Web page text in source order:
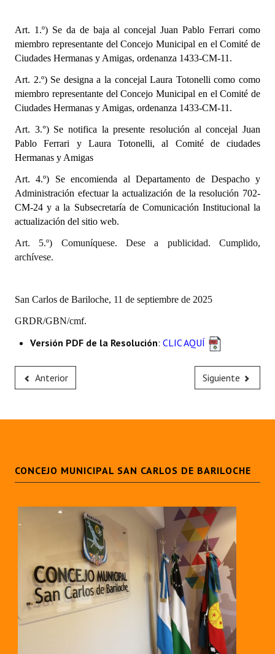
Mujeres que Dejaron Huellas - Registro
Ciudadano Ilustre - Registro
Huéspedes de Honor - Registro
Reconocimientos - Registro
Bariloche, Municipio intercultural
Entrega de distinciones
Art. 1.º) Se da de baja al concejal Juan Pablo Ferrari como
miembro representante del Concejo Municipal en elComité de
Ciudades Hermanas y Amigas, ordenanza 1433-CM-11.
Art. 2.º) Se designa a la concejal Laura Totonelli como como
miembro representante del Concejo Municipal en elComité de
Ciudades Hermanas y Amigas, ordenanza 1433-CM-11.
Art. 3.°) Se notifica la presente resolución al concejal Juan
Pablo Ferrari y Laura Totonelli, al Comité de ciudades
Hermanas y Amigas
Art. 4.º) Se encomienda al Departamento de Despacho y
Administración efectuar la actualización de la resolución 702-
CM-24 y a la Subsecretaría de Comunicación Institucional la
actualización del sitio web.
Art. 5.º) Comuníquese. Dese a publicidad. Cumplido,
archívese.
San Carlos de Bariloche, 11 de septiembre de 2025
GRDR/GBN/cmf.
Versión PDF de la Resolución: CLIC AQUÍ
Anterior Siguiente
CONCEJO MUNICIPAL SAN CARLOS DE BARILOCHE